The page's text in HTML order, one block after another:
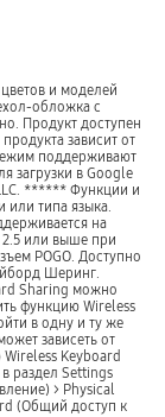
и моделей
обложка с
Продукт доступен
зависит от
поддерживают
загрузки в Google
****** Функции и
или типа языка.
на
2.5 или выше при
POGO. Доступно
Шеринг.
Sharing можно
функцию Wireless
в одну и ту же
зависеть от
Keyboard
раздел Settings
> Physical
(Общий доступ к